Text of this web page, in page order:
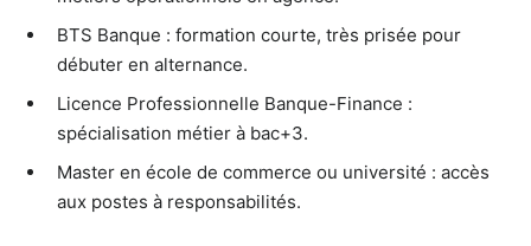
BTS Banque : formation courte, très prisée pour
débuter en alternance.
Licence Professionnelle Banque-Finance :
spécialisation métier à bac+3.
Master en école de commerce ou université : accès
aux postes à responsabilités.